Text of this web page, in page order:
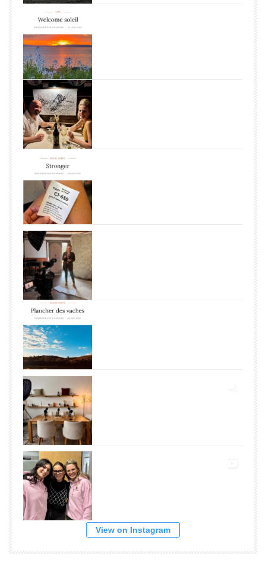
View on Instagram